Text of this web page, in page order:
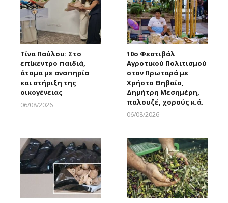
Τίνα Παύλου: Στο
επίκεντρο παιδιά,
άτομα με αναπηρία
και στήριξη της
οικογένειας
06/08/2026
10ο Φεστιβάλ
Αγροτικού Πολιτισμού
στον Πρωταρά με
Χρήστο Θηβαίο,
Δημήτρη Μεσημέρη,
παλουζέ, χορούς κ.ά.
06/08/2026